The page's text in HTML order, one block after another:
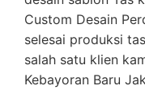
Custom Desain
selesai produksi
salah satu klien
Kebayoran Baru